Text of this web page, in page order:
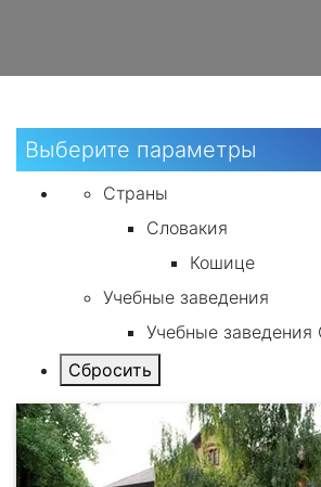
Выберите параметры
Страны
Словакия
Кошице
Учебные заведения
Учебные заведения